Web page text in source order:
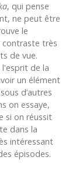
, qui pense
ne peut être
le
contraste très
de vue.
de la
un élément
d’autres
on essaye,
si on réussit
dans la
intéressant
épisodes.